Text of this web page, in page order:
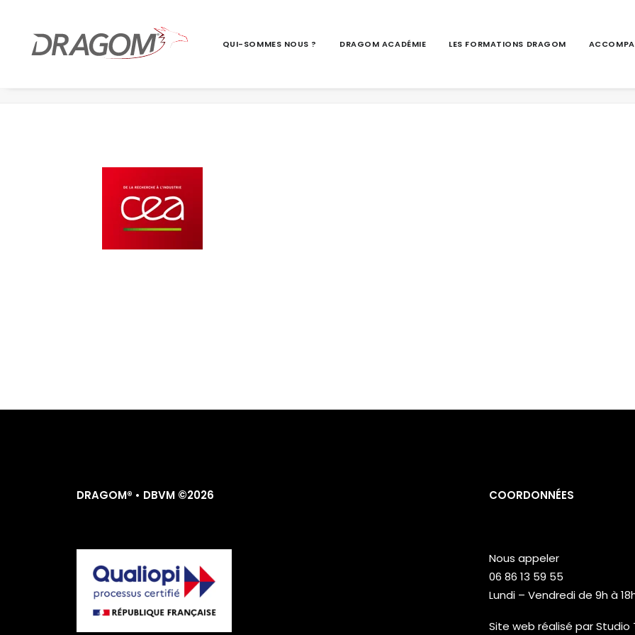
QUI-SOMMES NOUS ? DRAGOM ACADÉMIE LES FORMATIONS DRAGOM
DRAGOM® • DBVM ©2026 COORDONNÉES
Nous appeler
06 86 13 59 55
Lundi – Vendredi de 9h à
Site web réalisé parStudio